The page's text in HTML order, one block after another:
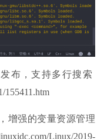
发布，支持多行搜索
155411.htm
增强的变量资源管理
Linux/2019-